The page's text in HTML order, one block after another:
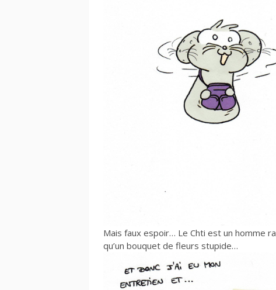
Mais faux espoir… Le Chti est un homme
qu’un bouquet de fleurs stupide…